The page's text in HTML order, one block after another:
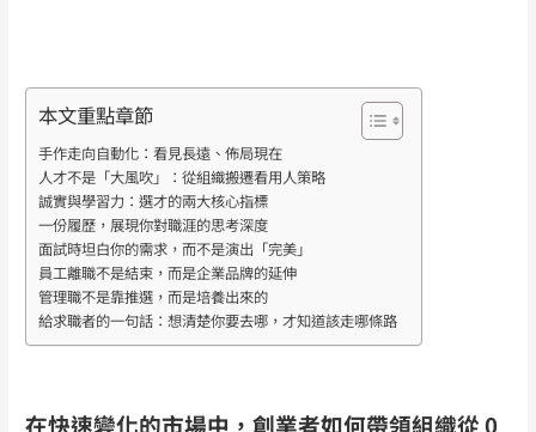
本文重點章節
手作走向自動化：看見長遠、佈局現在
人才不是「大風吹」：從組織搬遷看用人策略
誠實與學習力：選才的兩大核心指標
一份履歷，展現你對職涯的思考深度
面試時坦白你的需求，而不是演出「完美」
員工離職不是結束，而是企業品牌的延伸
管理職不是靠推選，而是培養出來的
給求職者的一句話：想清楚你要去哪，才知道該走哪條路
在快速變化的市場中，創業者如何帶領組織從 0